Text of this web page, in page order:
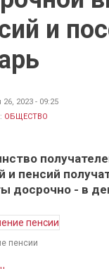
и
2023 - 09:25
ОБЩЕСТВО
и пенсий
досрочно - в
пенсии